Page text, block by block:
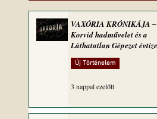
VAXÓRIA KRÓNIKÁJA
Korvid hadművelet és a
Láthatatlan Gépezet
Új Történelem
3 nappal ezelőtt